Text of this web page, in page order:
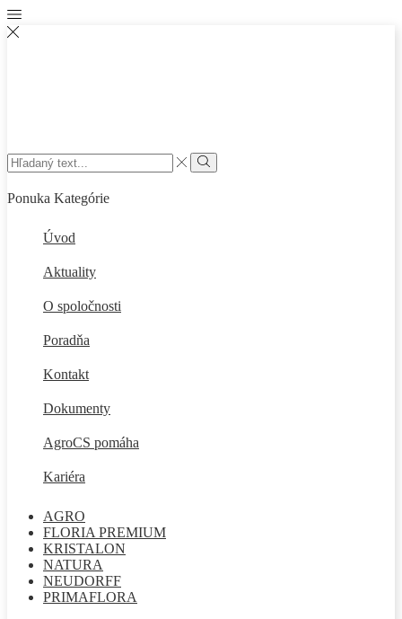
Ponuka Kategórie
Úvod
Aktuality
O spoločnosti
Poradňa
Kontakt
Dokumenty
AgroCS pomáha
Kariéra
AGRO
FLORIA PREMIUM
KRISTALON
NATURA
NEUDORFF
PRIMAFLORA